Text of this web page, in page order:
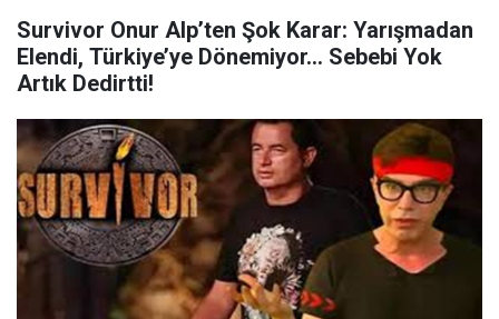
Survivor Onur Alp’ten Şok Karar: Yarışmadan
Elendi, Türkiye’ye Dönemiyor... Sebebi Yok
Artık Dedirtti!